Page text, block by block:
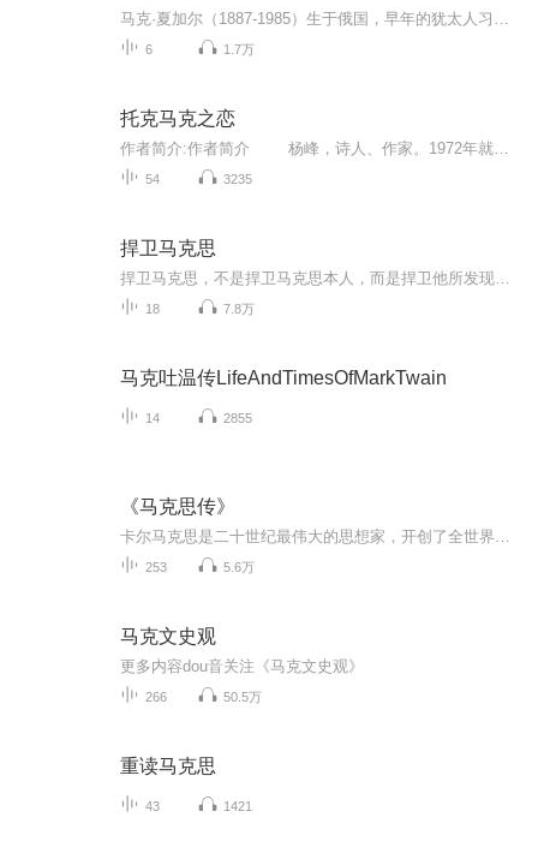
6 1.7万
托克马克之恋
54 3235
捍卫马克思
18 7.8万
马克吐温传LifeAndTimesOfMarkTwain
14 2855
《马克思传》
253 5.6万
马克文史观
更多内容dou音关注《马克文史观》
266 50.5万
重读马克思
43 1421